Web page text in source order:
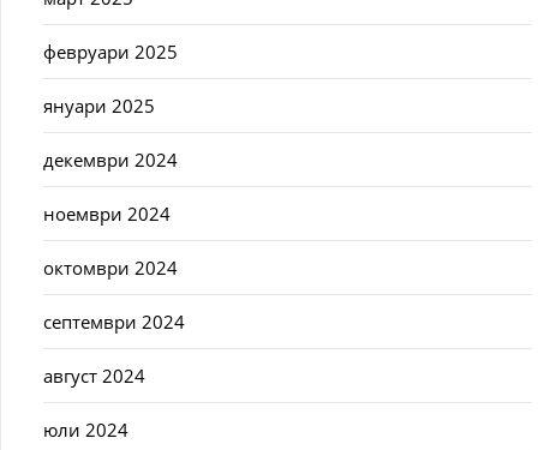
февруари 2025
януари 2025
декември 2024
ноември 2024
октомври 2024
септември 2024
август 2024
юли 2024